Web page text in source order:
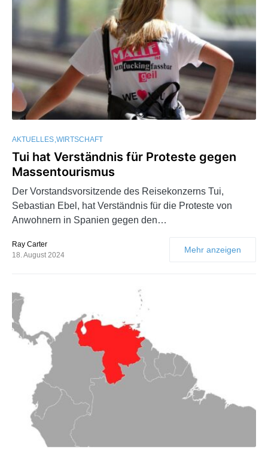
AKTUELLES WIRTSCHAFT
Tui hat Verständnis für Proteste gegen
Massentourismus
Der Vorstandsvorsitzende des Reisekonzerns Tui,
Sebastian Ebel, hat Verständnis für die Proteste von
Anwohnern in Spanien gegen den…
Ray Carter
18. August 2024
Mehr anzeigen